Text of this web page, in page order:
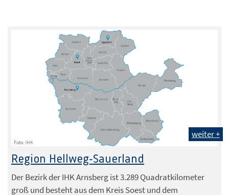
Foto: IHK
weiter +
Region Hellweg-Sauerland
Der Bezirk der IHK Arnsberg ist 3.289 Quadratkilometer
groß und besteht aus dem Kreis Soest und dem